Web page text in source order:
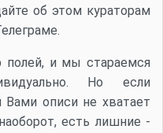
об этом кураторам
полей, и мы стараемся
Но если
Вами описи не хватает
есть лишние -